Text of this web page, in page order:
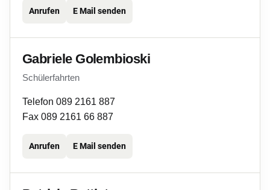
Anrufen E Mail senden
Gabriele Golembioski
Schülerfahrten
Telefon 089 2161 887
Fax 089 2161 66 887
Anrufen E Mail senden